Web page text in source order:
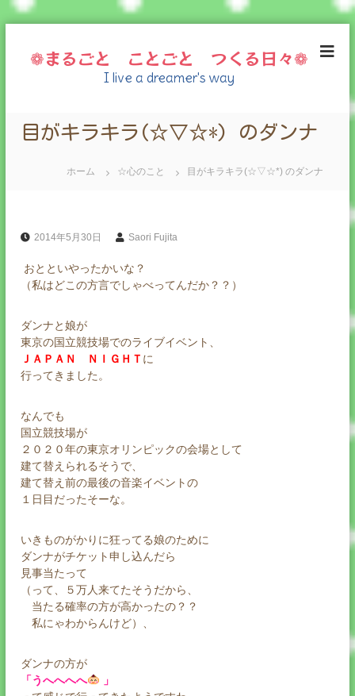
❁まるごと ことごと つくる日々❁
I live a dreamer's way
目がキラキラ(☆▽☆*) のダンナ
ホーム ☆心のこと 目がキラキラ(☆▽☆*) のダンナ
2014年5月30日 Saori Fujita
おとといやったかいな？
（私はどこの方言でしゃべってんだか？？）
ダンナと娘が
東京の国立競技場でのライブイベント、
ＪＡＰＡＮ ＮＩＧＨＴ に
行ってきました。
なんでも
国立競技場が
２０２０年の東京オリンピックの会場として
建て替えられるそうで、
建て替え前の最後の音楽イベントの
１日目だったそーな。
いきものがかりに狂ってる娘のために
ダンナがチケット申し込んだら
見事当たって
（って、５万人来てたそうだから、
当たる確率の方が高かったの？？
私にゃわからんけど）、
ダンナの方が
「うへへへへ
」